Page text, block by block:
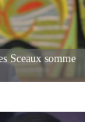
Sceaux somme